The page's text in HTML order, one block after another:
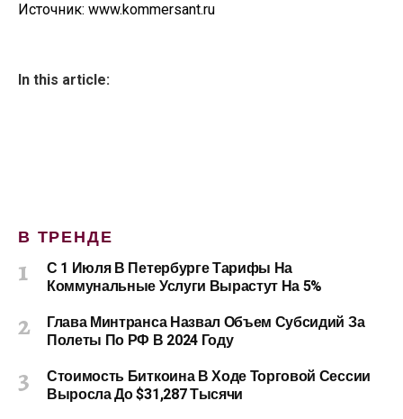
Источник: www.kommersant.ru
In this article:
В ТРЕНДЕ
С 1 Июля В Петербурге Тарифы На
Коммунальные Услуги Вырастут На 5%
Глава Минтранса Назвал Объем Субсидий За
Полеты По РФ В 2024 Году
Стоимость Биткоина В Ходе Торговой Сессии
Выросла До $31,287 Тысячи